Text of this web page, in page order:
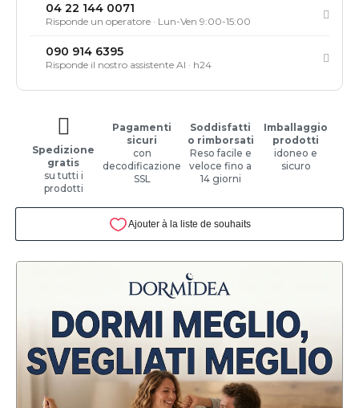
04 22 144 0071
Risponde un operatore · Lun-Ven 9:00-15:00
090 914 6395
Risponde il nostro assistente AI · h24
Spedizione
gratis
su tutti i
prodotti
Pagamenti
sicuri
con
decodificazione
SSL
Soddisfatti
o rimborsati
Reso facile e
veloce fino a
14 giorni
Imballaggio
prodotti
idoneo e
sicuro